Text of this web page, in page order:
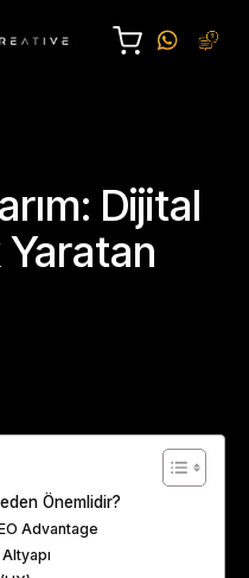
Dijital
Önemlidir?
Advantage